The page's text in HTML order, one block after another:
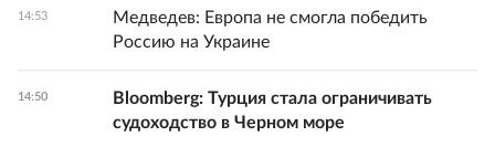
14:53
Медведев: Европа не смогла победить
Россию на Украине
14:50
Bloomberg: Турция стала ограничивать
судоходство в Черном море